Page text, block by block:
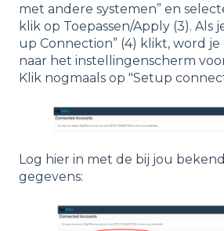
met andere systemen” en
klik op Toepassen/Apply (3). Als
up Connection” (4) klikt, word
naar het instellingenscherm
Klik nogmaals op "Setup
Log hier in met de bij jou
gegevens: